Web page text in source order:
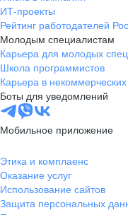
Тюмень
Ижевск
Ульяновск
Уфа
Хабаровск
Абакан
Челябинск
Грозный
Чебоксары
Ярославль
Киев
ИТ-проекты
Рейтинг работодателей
Молодым специалистам
Карьера для молодых
Школа программистов
Карьера в
Боты для уведомлений
Мобильное приложение
Этика и комплаенс
Оказание услуг
Использование сайтов
Защита персональных